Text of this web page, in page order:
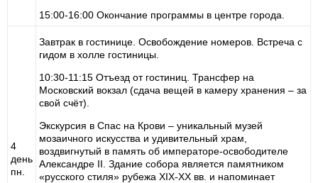
15:00-16:00 Окончание программы в центре города.
4
день
пн.
Завтрак в гостинице. Освобождение номеров. Встреча с
гидом в холле гостиницы.
10:30-11:15 Отъезд от гостиниц. Трансфер на
Московский вокзал (сдача вещей в камеру хранения – за
свой счёт).
Экскурсия в Спас на Крови – уникальный музей
мозаичного искусства и удивительный храм,
воздвигнутый в память об императоре-освободителе
Александре II. Здание собора является памятником
«русского стиля» рубежа XIX-XX вв. и напоминает